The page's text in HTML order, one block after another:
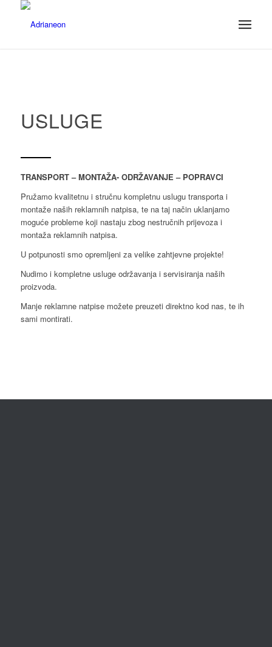
USLUGE
TRANSPORT – MONTAŽA- ODRŽAVANJE – POPRAVCI
Pružamo kvalitetnu i stručnu kompletnu uslugu transporta i
montaže naših reklamnih natpisa, te na taj način uklanjamo
moguće probleme koji nastaju zbog nestručnih prijevoza i
montaža reklamnih natpisa.
U potpunosti smo opremljeni za velike zahtjevne projekte!
Nudimo i kompletne usluge održavanja i servisiranja naših
proizvoda.
Manje reklamne natpise možete preuzeti direktno kod nas, te ih
sami montirati.